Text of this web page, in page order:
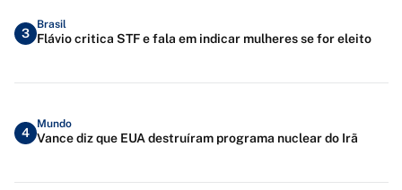
3
Brasil
Flávio critica STF e fala em indicar mulheres se for eleito
4
Mundo
Vance diz que EUA destruíram programa nuclear do Irã